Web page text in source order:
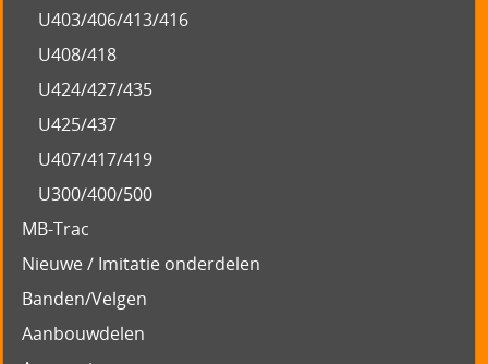
U403/406/413/416
U408/418
U424/427/435
U425/437
U407/417/419
U300/400/500
MB-Trac
Nieuwe / Imitatie onderdelen
Banden/Velgen
Aanbouwdelen